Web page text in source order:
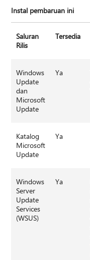
Instal pembaruan ini
Saluran
Rilis
Tersedia
Windows
Update
dan
Microsoft
Update
Ya
Katalog
Microsoft
Update
Ya
Windows
Server
Update
Services
(WSUS)
Ya